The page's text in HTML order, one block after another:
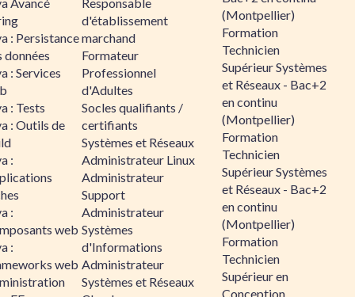
: Persistance
données
: Services
: Tests
: Outils de
:
:
web
:
web
d'établissement
marchand
Formateur
Professionnel
d'Adultes
Socles qualifiants /
certifiants
Systèmes et Réseaux
Administrateur Linux
Administrateur
Support
Administrateur
Systèmes
d'Informations
Administrateur
Systèmes et Réseaux
(Montpellier)
Formation
Technicien
Supérieur Systèmes
et Réseaux - Bac+2
en continu
(Montpellier)
Formation
Technicien
Supérieur Systèmes
et Réseaux - Bac+2
en continu
(Montpellier)
Formation
Technicien
Supérieur en
Conception